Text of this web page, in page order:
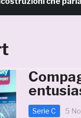
Serie C 5